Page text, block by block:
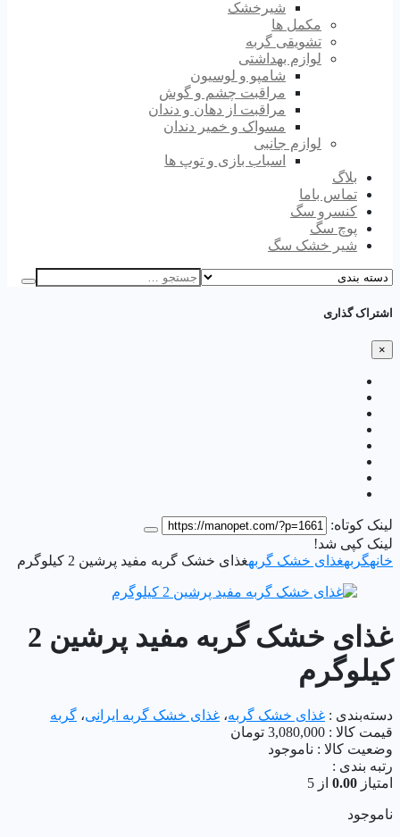
شیرخشک
مکمل ها
تشویقی گربه
لوازم بهداشتی
شامپو و لوسیون
مراقبت چشم و گوش
مراقبت از دهان و دندان
مسواک و خمیر دندان
لوازم جانبی
اسباب بازی و توپ ها
بلاگ
تماس باما
کنسرو سگ
پوچ سگ
شیر خشک سگ
اشتراک گذاری
×
لینک کوتاه:
لینک کپی شد!
خانهگربهغذای خشک گربهغذای خشک گربه مفید پرشین 2 کیلوگرم
غذای خشک گربه مفید پرشین 2
کیلوگرم
دسته‌بندی : غذای خشک گربه، غذای خشک گربه ایرانی، گربه
قیمت کالا : 3,080,000 تومان
وضعیت کالا : ناموجود
رتبه بندی :
امتیاز 0.00 از 5
ناموجود